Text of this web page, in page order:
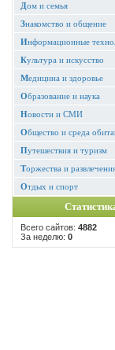
Дом и семья
Знакомство и общение
Информационные
Культура и искусство
Медицина и здоровье
Образование и наука
Новости и СМИ
Общество и среда
Путешествия и туризм
Торжества и
Отдых и спорт
Всего сайтов: 4882
За неделю: 0